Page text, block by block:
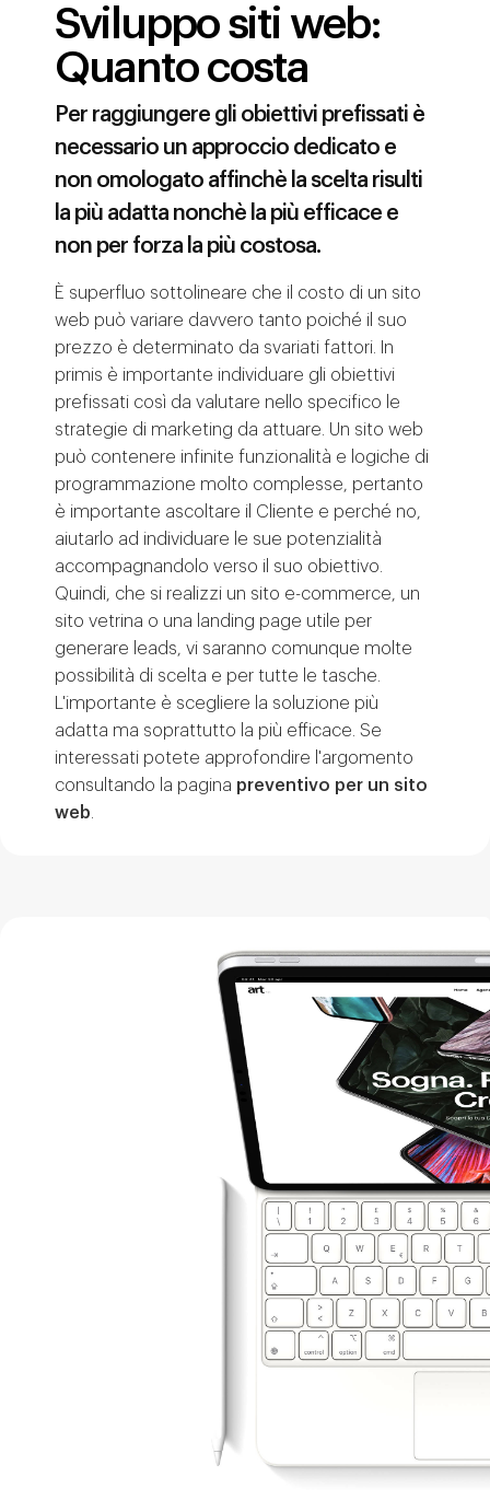
Sviluppo siti web:
Quanto costa
Per raggiungere gli obiettivi prefissati è
necessario un approccio dedicato e
non omologato affinchè la scelta risulti
la più adatta nonchè la più efficace e
non per forza la più costosa.
È superfluo sottolineare che il costo di un sito
web può variare davvero tanto poiché il suo
prezzo è determinato da svariati fattori. In
primis è importante individuare gli obiettivi
prefissati così da valutare nello specifico le
strategie di marketing da attuare. Un sito web
può contenere infinite funzionalità e logiche di
programmazione molto complesse, pertanto
è importante ascoltare il Cliente e perché no,
aiutarlo ad individuare le sue potenzialità
accompagnandolo verso il suo obiettivo.
Quindi, che si realizzi un sito e-commerce, un
sito vetrina o una landing page utile per
generare leads, vi saranno comunque molte
possibilità di scelta e per tutte le tasche.
L'importante è scegliere la soluzione più
adatta ma soprattutto la più efficace. Se
interessati potete approfondire l'argomento
consultando la pagina preventivo per un sito
web